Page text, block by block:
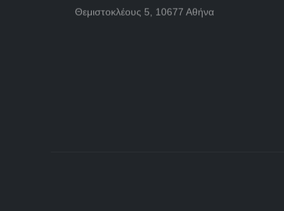
Θεμιστοκλέους 5, 10677 Αθήνα